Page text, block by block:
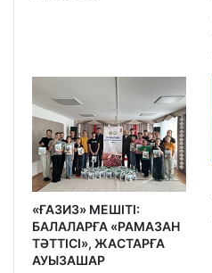
«ҒАЗИЗ» МЕШІТІ:
БАЛАЛАРҒА «РАМАЗАН
ТӘТТІСІ», ЖАСТАРҒА
АУЫЗАШАР